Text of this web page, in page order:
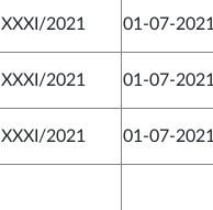
XXXI/2021 01-07-2021
XXXI/2021 01-07-2021
XXXI/2021 01-07-2021